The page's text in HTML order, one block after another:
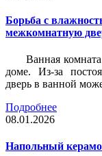
Борьба с
межкомнатную
Ванная
доме. Из-за
дверь в ванной
Подробнее
08.01.2026
Напольный